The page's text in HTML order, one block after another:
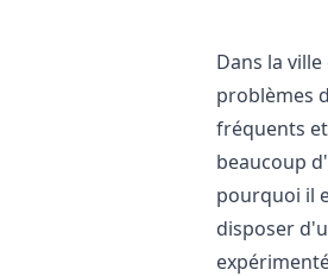
Dans la ville
problèmes
fréquents
beaucoup
pourquoi il
disposer